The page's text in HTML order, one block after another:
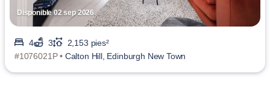
Disponible 02 sep 2026
4 3
2,153 pies²
#1076021P • Calton Hill, Edinburgh New Town